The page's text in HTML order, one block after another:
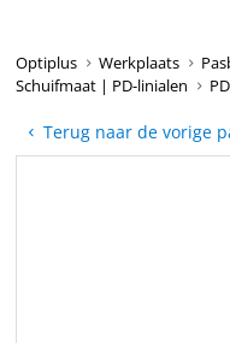
Optiplus Werkplaats
Schuifmaat | PD-linialen
Terug naar de vorige